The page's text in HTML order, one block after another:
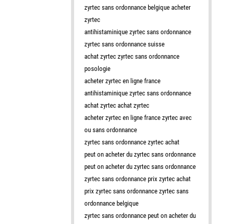
zyrtec sans ordonnance belgique acheter
zyrtec
antihistaminique zyrtec sans ordonnance
zyrtec sans ordonnance suisse
achat zyrtec zyrtec sans ordonnance
posologie
acheter zyrtec en ligne france
antihistaminique zyrtec sans ordonnance
achat zyrtec achat zyrtec
acheter zyrtec en ligne france zyrtec avec
ou sans ordonnance
zyrtec sans ordonnance zyrtec achat
peut on acheter du zyrtec sans ordonnance
peut on acheter du zyrtec sans ordonnance
zyrtec sans ordonnance prix zyrtec achat
prix zyrtec sans ordonnance zyrtec sans
ordonnance belgique
zyrtec sans ordonnance peut on acheter du